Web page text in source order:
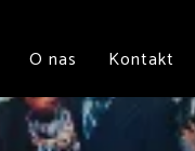
O nas Kontakt